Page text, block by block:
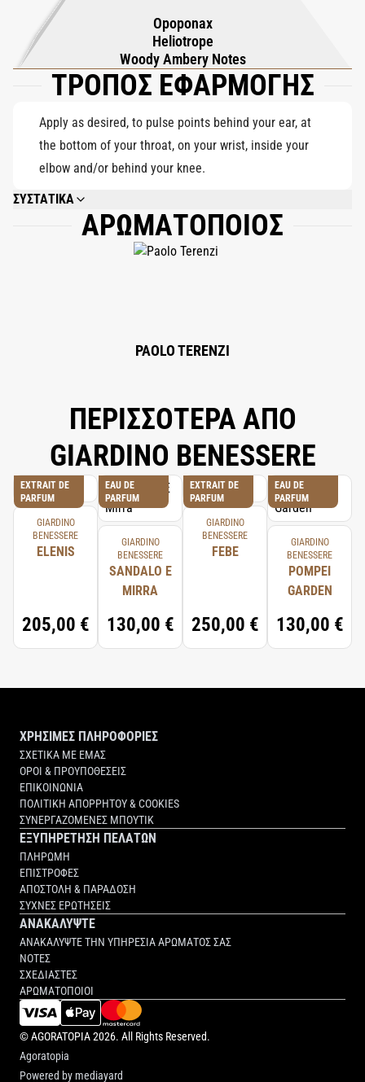
βελούδινο οποπονάξ, μαλακό ηλιοτρόπιο και λεία
κεχριμπαρένια ξύλα, αφήνοντας ένα μακροχρόνιο, περιβάλλον
μονοπάτι που αισθάνεται ανακουφιστικό και δυνατό. Το
Κεχριμπάρι είναι ένα άρωμα ισορροπίας, οικειότητας και
εκλεπτυσμένης ψυχής.
Opoponax
Heliotrope
Woody Ambery Notes
ΤΡΟΠΟΣ ΕΦΑΡΜΟΓΗΣ
Apply as desired, to pulse points behind your ear, at
the bottom of your throat, on your wrist, inside your
elbow and/or behind your knee.
ΣΥΣΤΑΤΙΚΑ
ALCOHOL DENAT., PARFUM (FRAGRANCE), AQUA (WATER), COUMARIN,
CITRONELLOL, GERANIOL, LIMONENE, LINALOOL, CITRAL.
ΑΡΩΜΑΤΟΠΟΙΟΣ
PAOLO TERENZI
ΠΕΡΙΣΣΟΤΕΡΑ ΑΠΟ
GIARDINO BENESSERE
EXTRAIT DE
PARFUM
GIARDINO
BENESSERE
ELENIS
205,00 €
EAU DE
PARFUM
GIARDINO
BENESSERE
SANDALO E
MIRRA
130,00 €
EXTRAIT DE
PARFUM
GIARDINO
BENESSERE
FEBE
250,00 €
EAU DE
PARFUM
GIARDINO
BENESSERE
POMPEI
GARDEN
130,00 €
ΧΡΗΣΙΜΕΣ ΠΛΗΡΟΦΟΡΙΕΣ
ΣΧΕΤΙΚΑ ΜΕ ΕΜΑΣ
ΟΡΟΙ & ΠΡΟΥΠΟΘΕΣΕΙΣ
ΕΠΙΚΟΙΝΩΝΙΑ
ΠΟΛΙΤΙΚΗ ΑΠΟΡΡΗΤΟΥ & COOKIES
ΣΥΝΕΡΓΑΖΟΜΕΝΕΣ ΜΠΟΥΤΙΚ
ΕΞΥΠΗΡΕΤΗΣΗ ΠΕΛΑΤΩΝ
ΠΛΗΡΩΜΗ
ΕΠΙΣΤΡΟΦΕΣ
ΑΠΟΣΤΟΛΗ & ΠΑΡΑΔΟΣΗ
ΣΥΧΝΕΣ ΕΡΩΤΗΣΕΙΣ
ΑΝΑΚΑΛΥΨΤΕ
ΑΝΑΚΑΛΥΨΤΕ ΤΗΝ ΥΠΗΡΕΣΙΑ ΑΡΩΜΑΤΟΣ ΣΑΣ
ΝΟΤΕΣ
ΣΧΕΔΙΑΣΤΕΣ
ΑΡΩΜΑΤΟΠΟΙΟΙ
©AGORATOPIA2026. All Rights Reserved.
Agoratopia
Powered by mediayard